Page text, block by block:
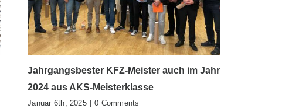
Jahrgangsbester KFZ-Meister auch im Jahr
2024 aus AKS-Meisterklasse
Januar 6th, 2025 | 0 Comments